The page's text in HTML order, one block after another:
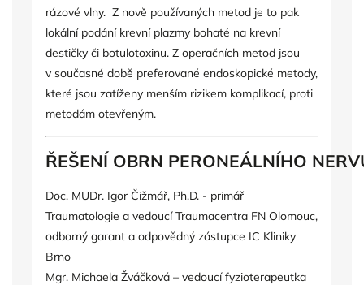
rázové vlny. Z nově používaných metod je to pak
lokální podání krevní plazmy bohaté na krevní
destičky či botulotoxinu. Z operačních metod jsou
v současné době preferované endoskopické metody,
které jsou zatíženy menším rizikem komplikací, proti
metodám otevřeným.
ŘEŠENÍ OBRN PERONEÁLNÍHO
Doc. MUDr. Igor Čižmář, Ph.D. - primář
Traumatologie a vedoucí Traumacentra FN Olomouc,
odborný garant a odpovědný zástupce IC Kliniky
Brno
Mgr. Michaela Žváčková – vedoucí fyzioterapeutka